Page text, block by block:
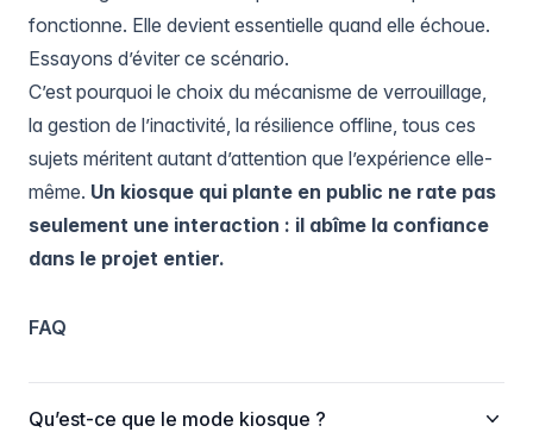
fonctionne. Elle devient essentielle quand elle échoue.
Essayons d’éviter ce scénario.
C’est pourquoi le choix du mécanisme de verrouillage,
la gestion de l’inactivité, la résilience offline, tous ces
sujets méritent autant d’attention que l’expérience elle-
même. Un kiosque qui plante en public ne rate pas
seulement une interaction : il abîme la confiance
dans le projet entier.
FAQ
Qu’est-ce que le mode kiosque ?